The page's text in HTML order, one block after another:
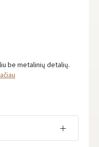
be metalinių detalių.